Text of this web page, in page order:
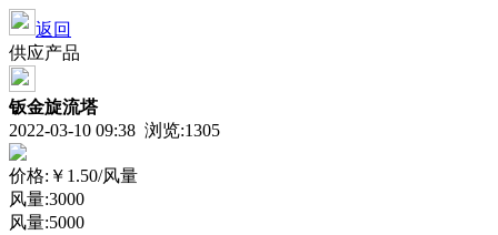
返回
供应产品
钣金旋流塔
2022-03-10 09:38 浏览:1305
价格: ￥1.50/风量
风量:3000
风量:5000